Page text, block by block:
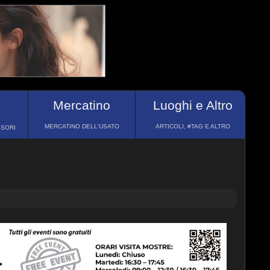
Mercatino
MERCATINO DELL'USATO
Luoghi e Altro
ARTICOLI, #TAG E ALTRO